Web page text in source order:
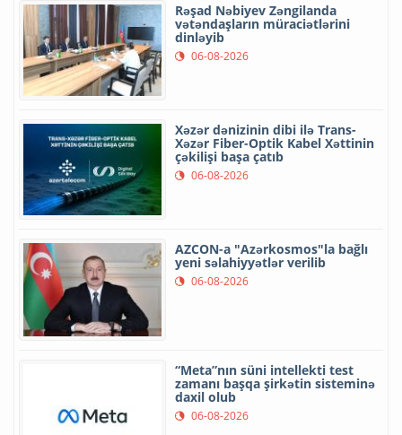
Rəşad Nəbiyev Zəngilanda
vətəndaşların müraciətlərini
dinləyib
06-08-2026
Xəzər dənizinin dibi ilə Trans-
Xəzər Fiber-Optik Kabel Xəttinin
çəkilişi başa çatıb
06-08-2026
AZCON-a "Azərkosmos"la bağlı
yeni səlahiyyətlər verilib
06-08-2026
“Meta”nın süni intellekti test
zamanı başqa şirkətin sisteminə
daxil olub
06-08-2026